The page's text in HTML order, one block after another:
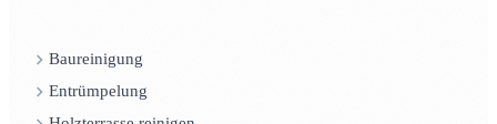
Baureinigung
Entrümpelung